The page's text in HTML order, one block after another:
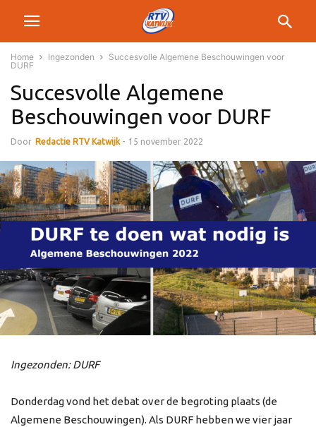
Home Ingezonden
Succesvolle Algemene Beschouwingen voor
DURF
Succesvolle Algemene
Beschouwingen voor DURF
Door Redactie RTV Katwijk - 15 november 2022
Ingezonden: DURF
Donderdag vond het debat over de begroting plaats (de
Algemene Beschouwingen). Als DURF hebben we vier jaar